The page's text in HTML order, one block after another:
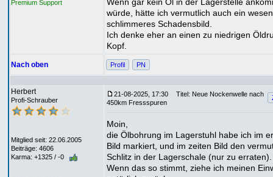
Premium Support
würde, hätte ich vermutlich auch ein
schlimmeres Schadensbild.
Ich denke eher an einen zu niedrigen
Kopf.
Nach oben Profil PN
Herbert
Profi-Schrauber
Mitglied seit: 22.06.2005
Beiträge: 4606
Karma: +1325 / -0
21-08-2025, 17:30
Titel: Neue Nockenwelle nach
450km Fressspuren
Moin,
die Ölbohrung im Lagerstuhl habe ich im
Bild markiert, und im zeiten Bild den
Schlitz in der Lagerschale (nur zu erraten).
Wenn das so stimmt, ziehe ich meinen